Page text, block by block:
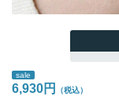
sale
6,930円